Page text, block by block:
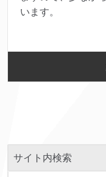
います。
サイト内検索